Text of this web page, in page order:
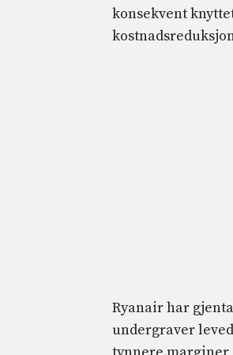
konsekvent
Ryanair har
undergraver